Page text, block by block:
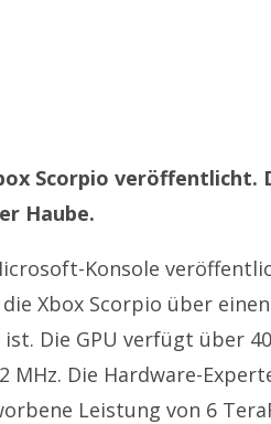
Scorpio veröffentlicht.
Haube.
Konsole
Xbox Scorpio über
Die GPU verfügt über 40
Die Hardware-
Leistung von 6